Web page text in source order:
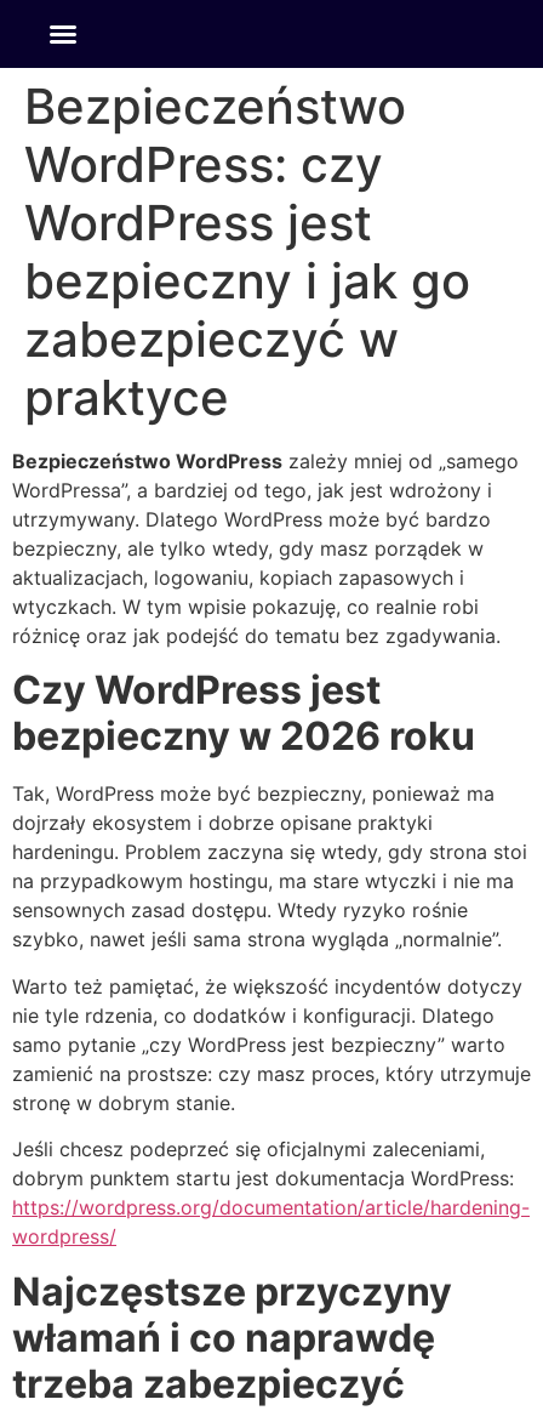
Bezpieczeństwo
WordPress: czy
WordPress jest
bezpieczny i jak go
zabezpieczyć w
praktyce
Bezpieczeństwo WordPress zależy mniej od „samego
WordPressa”, a bardziej od tego, jak jest wdrożony i
utrzymywany. Dlatego WordPress może być bardzo
bezpieczny, ale tylko wtedy, gdy masz porządek w
aktualizacjach, logowaniu, kopiach zapasowych i
wtyczkach. W tym wpisie pokazuję, co realnie robi
różnicę oraz jak podejść do tematu bez zgadywania.
Czy WordPress jest
bezpieczny w 2026 roku
Tak, WordPress może być bezpieczny, ponieważ ma
dojrzały ekosystem i dobrze opisane praktyki
hardeningu. Problem zaczyna się wtedy, gdy strona stoi
na przypadkowym hostingu, ma stare wtyczki i nie ma
sensownych zasad dostępu. Wtedy ryzyko rośnie
szybko, nawet jeśli sama strona wygląda „normalnie”.
Warto też pamiętać, że większość incydentów dotyczy
nie tyle rdzenia, co dodatków i konfiguracji. Dlatego
samo pytanie „czy WordPress jest bezpieczny” warto
zamienić na prostsze: czy masz proces, który utrzymuje
stronę w dobrym stanie.
Jeśli chcesz podeprzeć się oficjalnymi zaleceniami,
dobrym punktem startu jest dokumentacja WordPress:
https://wordpress.org/documentation/article/hardening-
wordpress/
Najczęstsze przyczyny
włamań i co naprawdę
trzeba zabezpieczyć